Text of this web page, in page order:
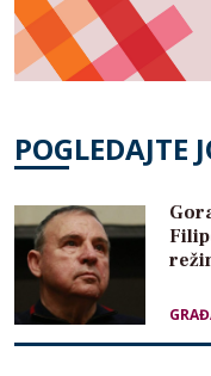
POGLEDAJTE